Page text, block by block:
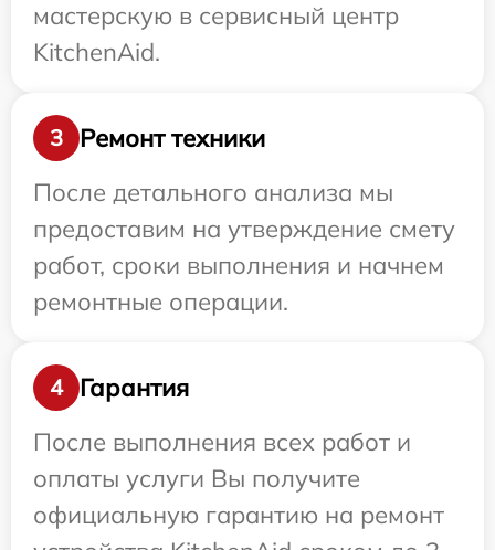
мастерскую в сервисный центр
KitchenAid.
3
Ремонт техники
После детального анализа мы
предоставим на утверждение смету
работ, сроки выполнения и начнем
ремонтные операции.
4
Гарантия
После выполнения всех работ и
оплаты услуги Вы получите
официальную гарантию на ремонт